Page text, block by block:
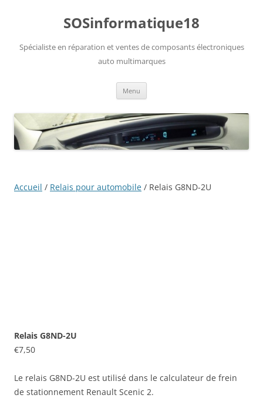
SOSinformatique18
Spécialiste en réparation et ventes de composants électroniques
auto multimarques
Menu
Accueil / Relais pour automobile / Relais G8ND-2U
Relais G8ND-2U
€7,50
Le relais G8ND-2U est utilisé dans le calculateur de frein
de stationnement Renault Scenic 2.